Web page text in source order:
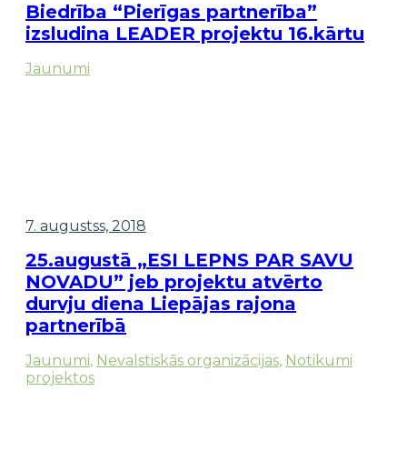
Biedrība “Pierīgas partnerība”
izsludina LEADER projektu 16.kārtu
Jaunumi
7. augustss, 2018
25.augustā „ESI LEPNS PAR SAVU
NOVADU” jeb projektu atvērto
durvju diena Liepājas rajona
partnerībā
Jaunumi, Nevalstiskās organizācijas, Notikumi
projektos